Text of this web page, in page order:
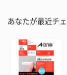
あなたが最近チ